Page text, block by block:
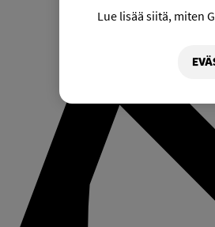
Lue lisää siitä, miten